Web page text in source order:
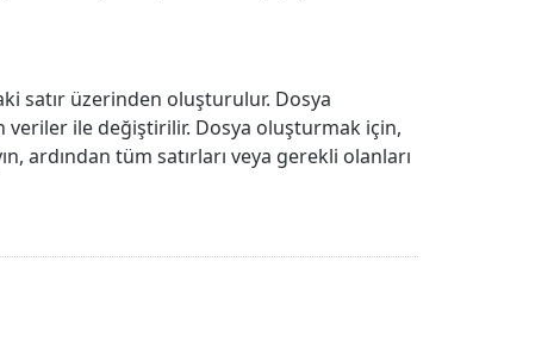
satır üzerinden oluşturulur. Dosya
ile değiştirilir. Dosya oluşturmak için,
ardından tüm satırları veya gerekli olanları